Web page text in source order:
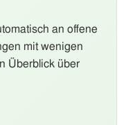
an offene
mit wenigen
Überblick über